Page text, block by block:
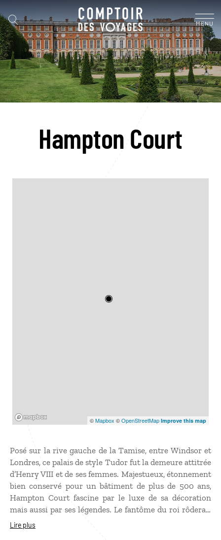
MENU
Hampton Court
©Mapbox ©OpenStreetMap Improve this map
Posé sur la rive gauche de la Tamise, entre Windsor et
Londres, ce palais de style Tudor fut la demeure attitrée
d’Henry VIII et de ses femmes. Majestueux, étonnement
bien conservé pour un bâtiment de plus de 500 ans,
Hampton Court fascine par le luxe de sa décoration
mais aussi par ses légendes. Le fantôme du roi rôderait
dans les couloirs…L’autre grand intérêt de ce château
Lire plus